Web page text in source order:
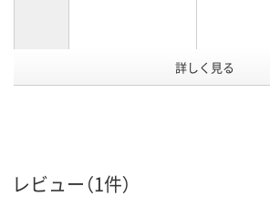
トイレ用
アスクル
商品環境
11
詳しく見る
レビュー（1件）